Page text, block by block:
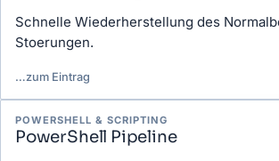
Schnelle Wiederherstellung des
Stoerungen.
…zum Eintrag
POWERSHELL & SCRIPTING
PowerShell Pipeline